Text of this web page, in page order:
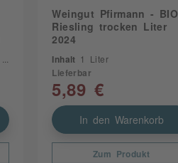
Weingut Pfirmann - BIO
Riesling trocken Liter
2024
Inhalt 1 Liter
Lieferbar
5,89 €
In den Warenkorb
Zum Produkt